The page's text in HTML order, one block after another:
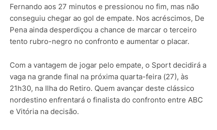
Fernando aos 27 minutos e pressionou no fim, mas não
conseguiu chegar ao gol de empate. Nos acréscimos, De
Pena ainda desperdiçou a chance de marcar o terceiro
tento rubro-negro no confronto e aumentar o placar.
Com a vantagem de jogar pelo empate, o Sport decidirá a
vaga na grande final na próxima quarta-feira (27), às
21h30, na Ilha do Retiro. Quem avançar deste clássico
nordestino enfrentará o finalista do confronto entre ABC
e Vitória na decisão.